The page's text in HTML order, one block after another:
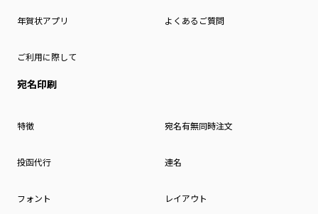
年賀状アプリ よくあるご質問
ご利用に際して
宛名印刷
特徴 宛名有無同時注文
投函代行 連名
フォント レイアウト